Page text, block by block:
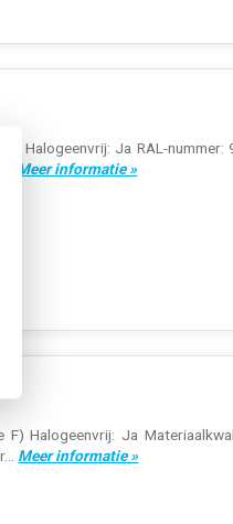
Halogeenvrij: Ja RAL-nummer:
Meer informatie »
Halogeenvrij: Ja
Meer informatie »